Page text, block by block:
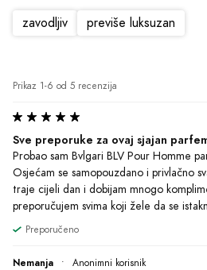
zavodljiv previše luksuzan
Prikaz 1-6 od 5 recenzija
Sve preporuke za ovaj sjajan
Probao sam Bvlgari BLV Pour Homme
Osjećam se samopouzdano i privlačno
traje cijeli dan i dobijam mnogo
preporučujem svima koji žele da se
Preporučeno
Nemanja • Anonimni korisnik